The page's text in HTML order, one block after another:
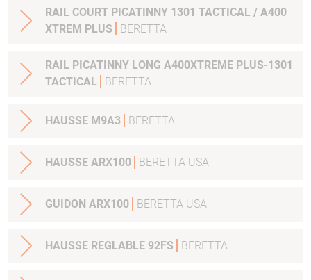
RAIL COURT PICATINNY 1301 TACTICAL / A400
XTREM PLUS
BERETTA
RAIL PICATINNY LONG A400XTREME PLUS-1301
TACTICAL
BERETTA
HAUSSE M9A3 BERETTA
HAUSSE ARX100 BERETTA USA
GUIDON ARX100 BERETTA USA
HAUSSE REGLABLE 92FS BERETTA